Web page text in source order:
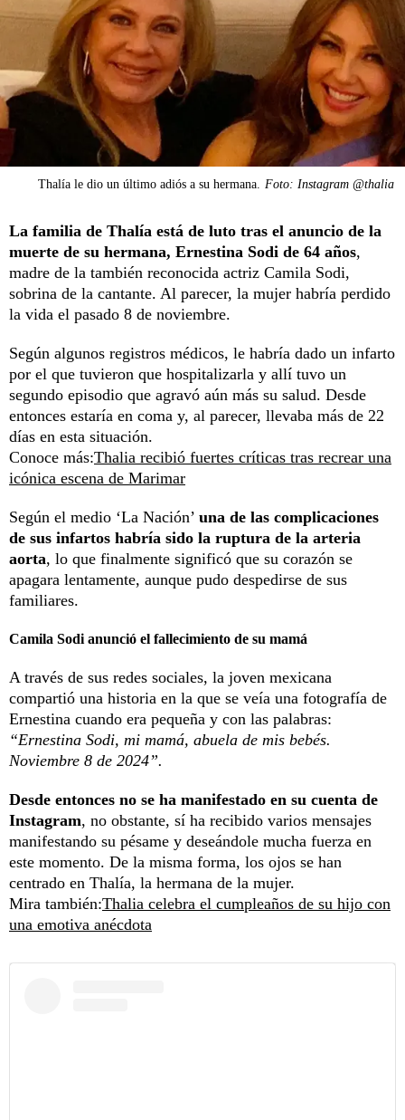
Thalía le dio un último adiós a su hermana. Foto: Instagram @thalia
La familia de Thalía está de luto tras el anuncio de la
muerte de su hermana, Ernestina Sodi de 64 años,
madre de la también reconocida actriz Camila Sodi,
sobrina de la cantante. Al parecer, la mujer habría perdido
la vida el pasado 8 de noviembre.
Según algunos registros médicos, le habría dado un infarto
por el que tuvieron que hospitalizarla y allí tuvo un
segundo episodio que agravó aún más su salud. Desde
entonces estaría en coma y, al parecer, llevaba más de 22
días en esta situación.
Conoce más:Thalia recibió fuertes críticas tras recrear una
icónica escena de Marimar
Según el medio ‘La Nación’ una de las complicaciones
de sus infartos habría sido la ruptura de la arteria
aorta, lo que finalmente significó que su corazón se
apagara lentamente, aunque pudo despedirse de sus
familiares.
Camila Sodi anunció el fallecimiento de su mamá
A través de sus redes sociales, la joven mexicana
compartió una historia en la que se veía una fotografía de
Ernestina cuando era pequeña y con las palabras:
“Ernestina Sodi, mi mamá, abuela de mis bebés.
Noviembre 8 de 2024”.
Desde entonces no se ha manifestado en su cuenta de
Instagram, no obstante, sí ha recibido varios mensajes
manifestando su pésame y deseándole mucha fuerza en
este momento. De la misma forma, los ojos se han
centrado en Thalía, la hermana de la mujer.
Mira también:Thalia celebra el cumpleaños de su hijo con
una emotiva anécdota